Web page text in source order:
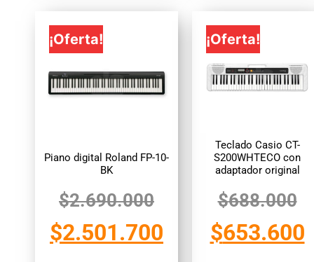
¡Oferta!
Piano digital Roland FP-10-
BK
$2.690.000
$2.501.700
¡Oferta!
Teclado Casio CT-
S200WHTECO con
adaptador original
$688.000
$653.600